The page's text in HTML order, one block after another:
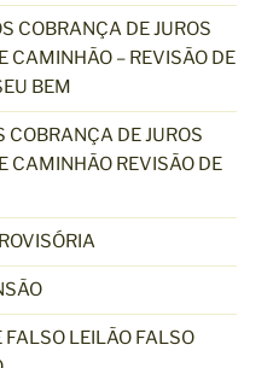
COBRANÇA DE JUROS
CAMINHÃO – REVISÃO DE
BEM
DE JUROS
CAMINHÃO REVISÃO DE
LEILÃO FALSO